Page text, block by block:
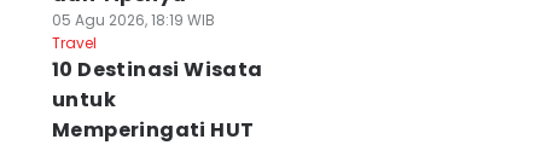
05 Agu 2026, 18:19 WIB
Travel
10 Destinasi Wisata
untuk
Memperingati HUT